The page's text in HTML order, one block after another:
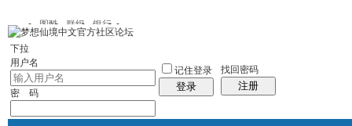
图酷 群组 银行
下拉
用户名
密 码
记住登录
登录
找回密码
注册